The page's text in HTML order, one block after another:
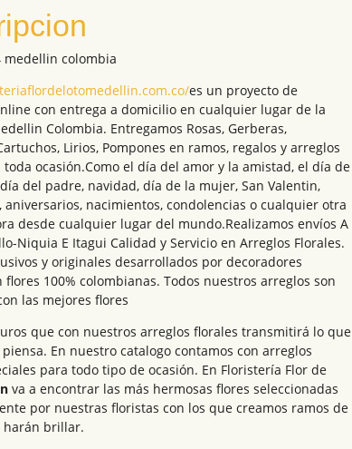
colombia
es un proyecto de
con entrega a domicilio en cualquier lugar de la
Colombia. Entregamos Rosas, Gerberas,
Lirios, Pompones en ramos, regalos y arreglos
ocasión.Como el día del amor y la amistad, el día de
del padre, navidad, día de la mujer, San Valentin,
aniversarios, nacimientos, condolencias o cualquier otra
desde cualquier lugar del mundo.Realizamos envíos A
Niquia E Itagui Calidad y Servicio en Arreglos Florales.
y originales desarrollados por decoradores
flores 100% colombianas. Todos nuestros arreglos son
las mejores flores
que con nuestros arreglos florales transmitirá lo que
En nuestro catalogo contamos con arreglos
para todo tipo de ocasión. En Floristería Flor de
va a encontrar las más hermosas flores seleccionadas
por nuestras floristas con los que creamos ramos de
harán brillar.